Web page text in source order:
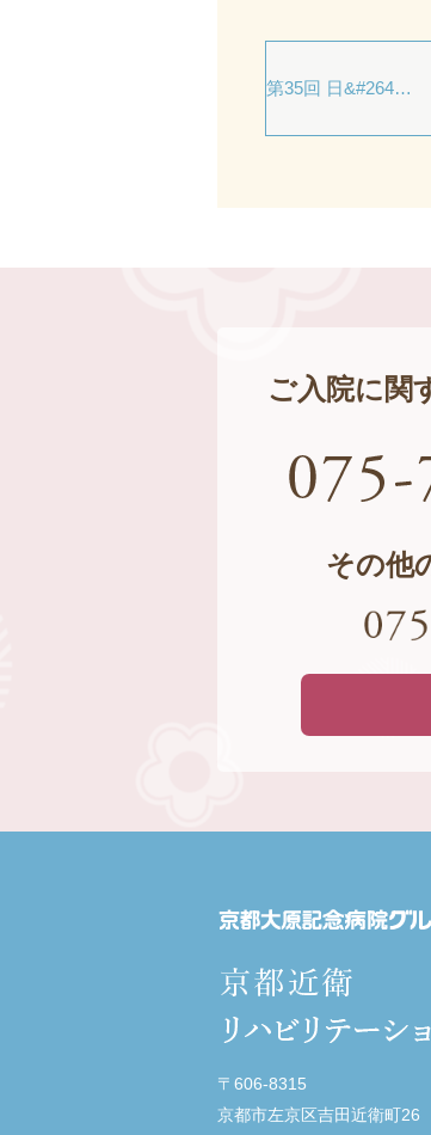
第35回 日&#264…
ご入院に関
その他
〒606-8315
京都市左京区吉田近衛町26